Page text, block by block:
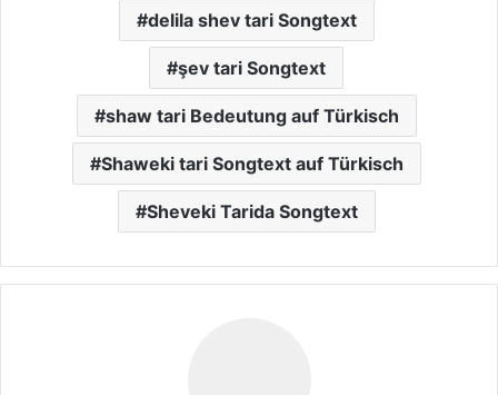
delila shev tari Songtext
şev tari Songtext
shaw tari Bedeutung auf Türkisch
Shaweki tari Songtext auf Türkisch
Sheveki Tarida Songtext